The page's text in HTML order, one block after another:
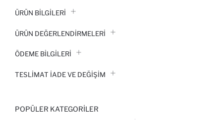
ÜRÜN BILGILERI
ÜRÜN DEĞERLENDİRMELERİ
ÖDEME BİLGİLERİ
TESLIMAT İADE VE DEĞIŞIM
POPÜLER KATEGORILER